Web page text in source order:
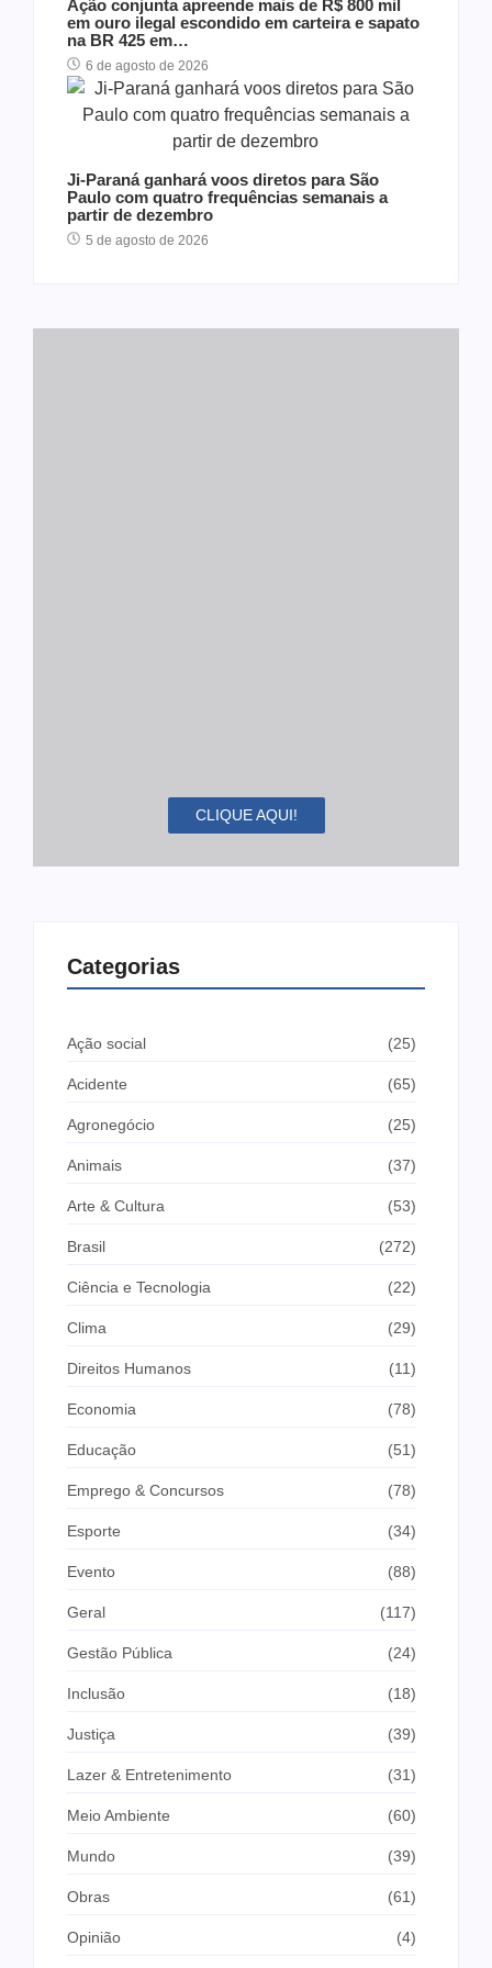
Ação conjunta apreende mais de R$ 800 mil
em ouro ilegal escondido em carteira e sapato
na BR 425 em…
6 de agosto de 2026
Ji-Paraná ganhará voos diretos para São
Paulo com quatro frequências semanais a
partir de dezembro
5 de agosto de 2026
CLIQUE AQUI!
Categorias
Ação social (25)
Acidente (65)
Agronegócio (25)
Animais (37)
Arte & Cultura (53)
Brasil (272)
Ciência e Tecnologia (22)
Clima (29)
Direitos Humanos (11)
Economia (78)
Educação (51)
Emprego & Concursos (78)
Esporte (34)
Evento (88)
Geral (117)
Gestão Pública (24)
Inclusão (18)
Justiça (39)
Lazer & Entretenimento (31)
Meio Ambiente (60)
Mundo (39)
Obras (61)
Opinião (4)